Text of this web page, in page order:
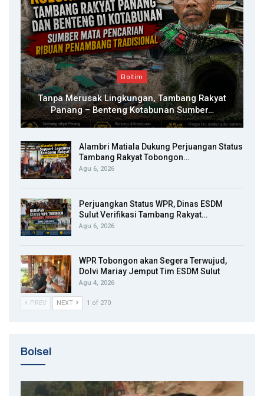
Boltim
Tanpa Merusak Lingkungan, Tambang Rakyat
Panang – Benteng Kotabunan Sumber…
Alambri Matiala Dukung Perjuangan Status
Tambang Rakyat Tobongon…
Agu 6, 2026
Perjuangkan Status WPR, Dinas ESDM
Sulut Verifikasi Tambang Rakyat…
Agu 6, 2026
WPR Tobongon akan Segera Terwujud,
Dolvi Mariay Jemput Tim ESDM Sulut
Agu 4, 2026
PREV NEXT 1 of 270
Bolsel